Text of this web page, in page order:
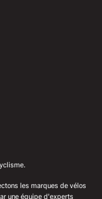
les marques de vélos
une équipe d'experts